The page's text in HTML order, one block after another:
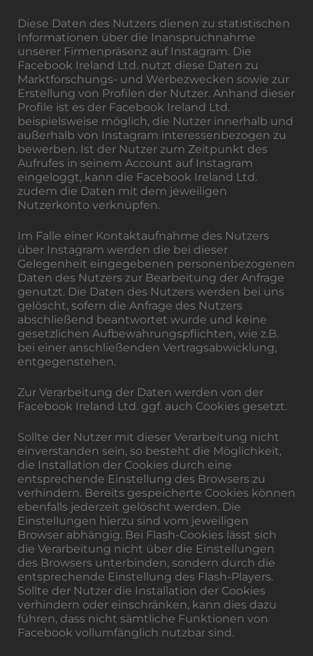
Diese Daten des Nutzers dienen zu statistischen
Informationen über die Inanspruchnahme
unserer Firmenpräsenz auf Instagram. Die
Facebook Ireland Ltd. nutzt diese Daten zu
Marktforschungs- und Werbezwecken sowie zur
Erstellung von Profilen der Nutzer. Anhand dieser
Profile ist es der Facebook Ireland Ltd.
beispielsweise möglich, die Nutzer innerhalb und
außerhalb von Instagram interessenbezogen zu
bewerben. Ist der Nutzer zum Zeitpunkt des
Aufrufes in seinem Account auf Instagram
eingeloggt, kann die Facebook Ireland Ltd.
zudem die Daten mit dem jeweiligen
Nutzerkonto verknüpfen.
Im Falle einer Kontaktaufnahme des Nutzers
über Instagram werden die bei dieser
Gelegenheit eingegebenen personenbezogenen
Daten des Nutzers zur Bearbeitung der Anfrage
genutzt. Die Daten des Nutzers werden bei uns
gelöscht, sofern die Anfrage des Nutzers
abschließend beantwortet wurde und keine
gesetzlichen Aufbewahrungspflichten, wie z.B.
bei einer anschließenden Vertragsabwicklung,
entgegenstehen.
Zur Verarbeitung der Daten werden von der
Facebook Ireland Ltd. ggf. auch Cookies gesetzt.
Sollte der Nutzer mit dieser Verarbeitung nicht
einverstanden sein, so besteht die Möglichkeit,
die Installation der Cookies durch eine
entsprechende Einstellung des Browsers zu
verhindern. Bereits gespeicherte Cookies können
ebenfalls jederzeit gelöscht werden. Die
Einstellungen hierzu sind vom jeweiligen
Browser abhängig. Bei Flash-Cookies lässt sich
die Verarbeitung nicht über die Einstellungen
des Browsers unterbinden, sondern durch die
entsprechende Einstellung des Flash-Players.
Sollte der Nutzer die Installation der Cookies
verhindern oder einschränken, kann dies dazu
führen, dass nicht sämtliche Funktionen von
Facebook vollumfänglich nutzbar sind.